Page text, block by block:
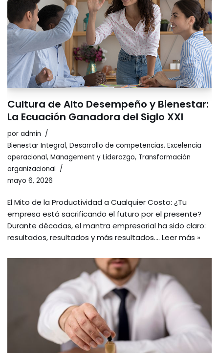
Cultura de Alto Desempeño y Bienestar:
La Ecuación Ganadora del Siglo XXI
por admin
Bienestar Integral, Desarrollo de competencias, Excelencia
operacional, Management y Liderazgo, Transformación
organizacional
mayo 6, 2026
El Mito de la Productividad a Cualquier Costo: ¿Tu
empresa está sacrificando el futuro por el presente?
Durante décadas, el mantra empresarial ha sido claro:
resultados, resultados y más resultados.… Leer más »